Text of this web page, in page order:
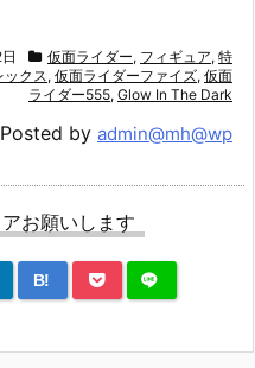
仮面ライダー, フィギュア, 特
ックス, 仮面ライダーファイズ, 仮面
ライダー555, Glow In The Dark
Posted by admin@mh@wp
お願いします
B!